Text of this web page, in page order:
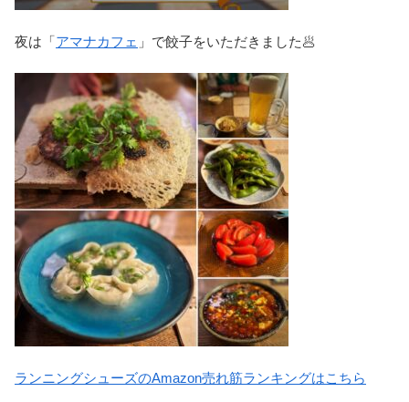
夜は「アマナカフェ 」で餃子をいただきました🥟
ランニングシューズのAmazon売れ筋ランキングはこちら